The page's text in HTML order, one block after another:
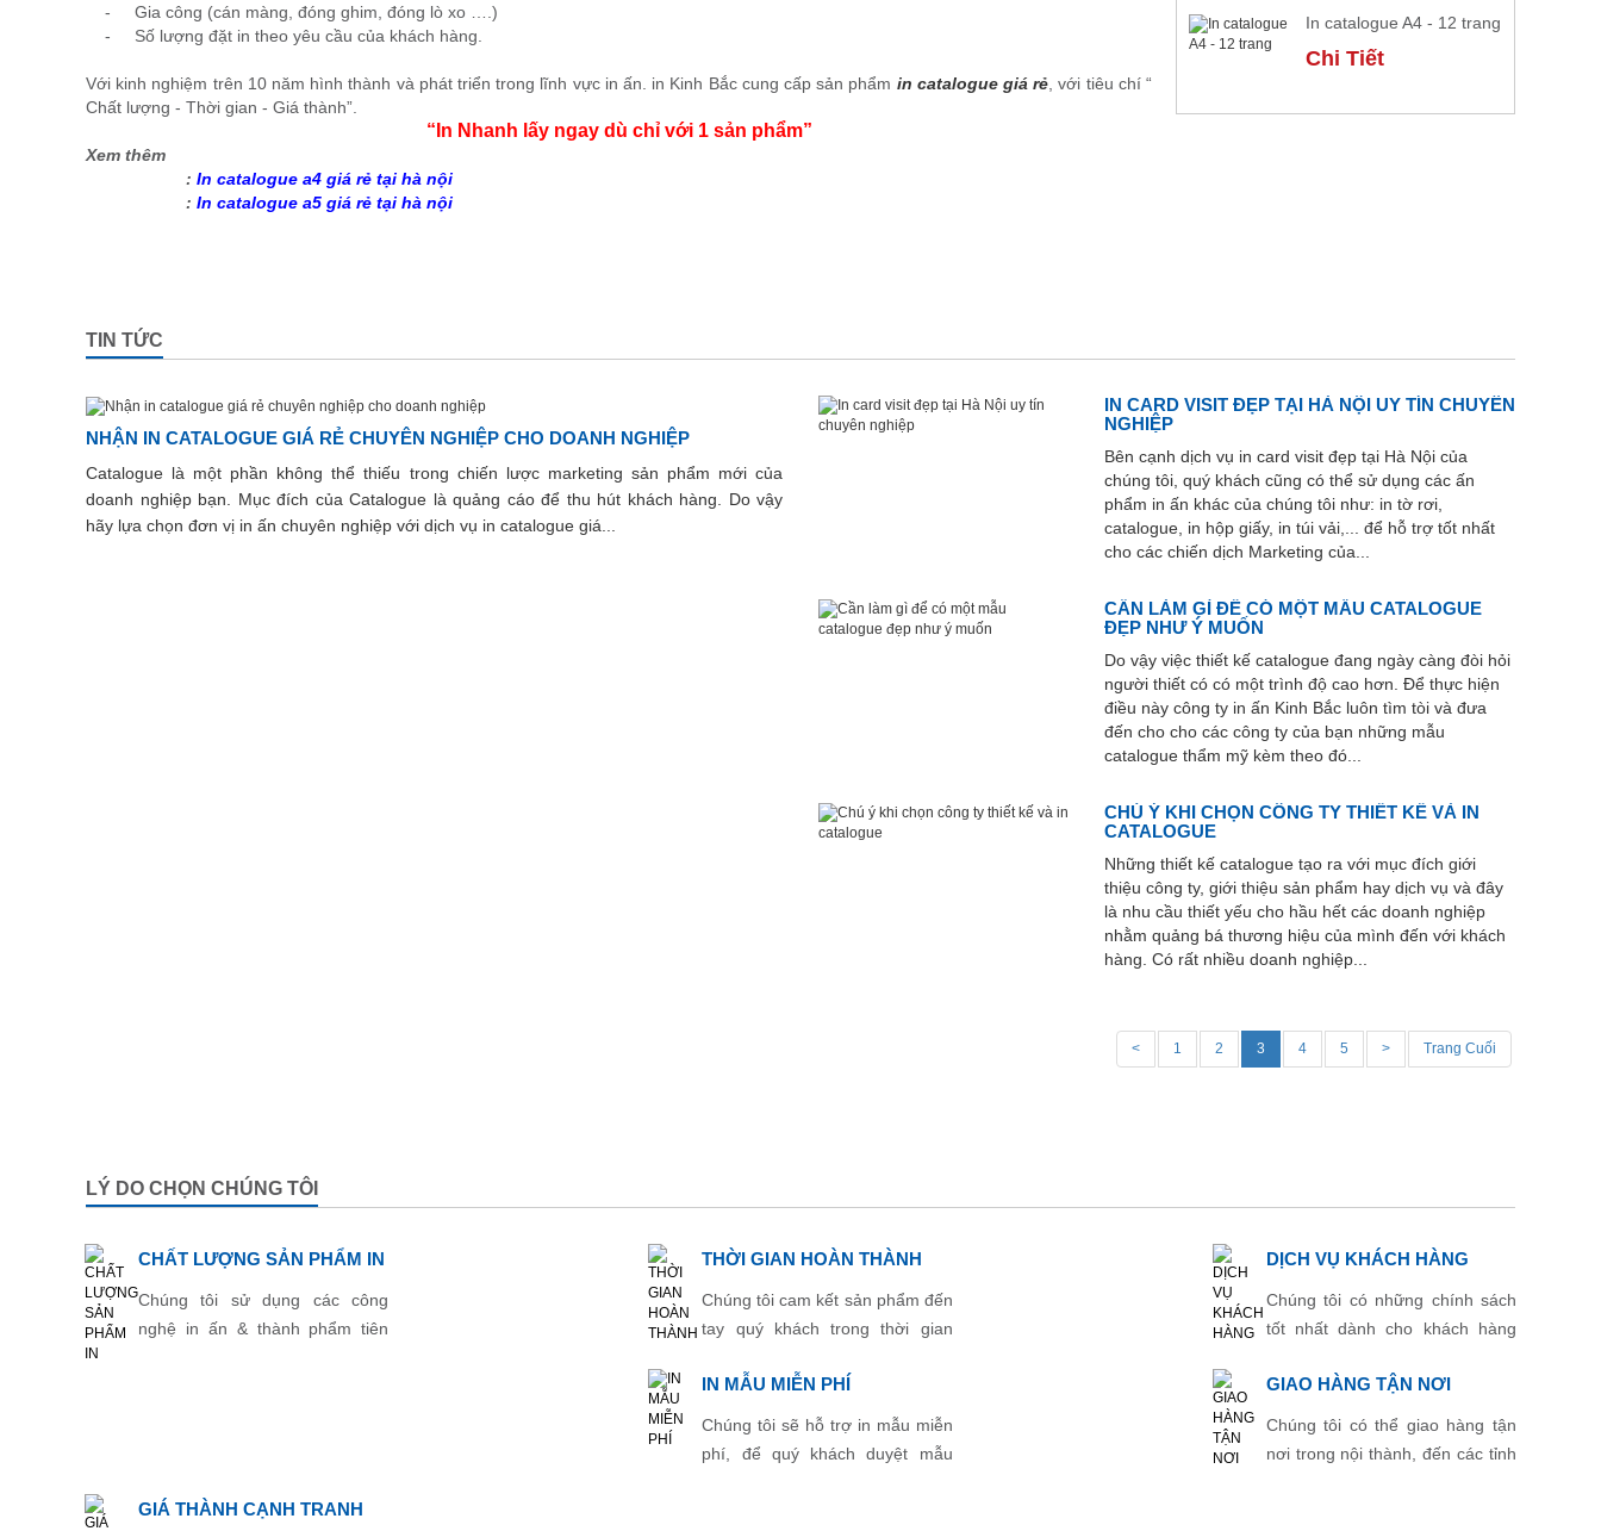
- Gia công (cán màng, đóng ghim, đóng lò xo ….)
- Số lượng đặt in theo yêu cầu của khách hàng.
​Với kinh nghiệm trên 10 năm hình thành và phát triển trong lĩnh vực in ấn. in Kinh Bắc cung cấp sản phẩm in catalogue giá rẻ, với tiêu chí “
Chất lượng - Thời gian - Giá thành”.
“In Nhanh lấy ngay dù chỉ với 1 sản phẩm”
Xem thêm
: In catalogue a4 giá rẻ tại hà nội
: In catalogue a5 giá rẻ tại hà nội
In catalogue A4 - 12 trang
Chi Tiết
TIN TỨC
NHẬN IN CATALOGUE GIÁ RẺ CHUYÊN NGHIỆP CHO DOANH NGHIỆP
Catalogue là một phần không thể thiếu trong chiến lược marketing sản phẩm mới của
doanh nghiệp bạn. Mục đích của Catalogue là quảng cáo để thu hút khách hàng. Do vậy
hãy lựa chọn đơn vị in ấn chuyên nghiệp với dịch vụ in catalogue giá...
IN CARD VISIT ĐẸP TẠI HÀ NỘI UY TÍN CHUYÊN
NGHIỆP
Bên cạnh dịch vụ in card visit đẹp tại Hà Nội của
chúng tôi, quý khách cũng có thể sử dụng các ấn
phẩm in ấn khác của chúng tôi như: in tờ rơi,
catalogue, in hộp giấy, in túi vải,... để hỗ trợ tốt nhất
cho các chiến dịch Marketing của...
CẦN LÀM GÌ ĐỂ CÓ MỘT MẪU CATALOGUE
ĐẸP NHƯ Ý MUỐN
Do vậy việc thiết kế catalogue đang ngày càng đòi hỏi
người thiết có có một trình độ cao hơn. Để thực hiện
điều này công ty in ấn Kinh Bắc luôn tìm tòi và đưa
đến cho cho các công ty của bạn những mẫu
catalogue thẩm mỹ kèm theo đó...
CHÚ Ý KHI CHỌN CÔNG TY THIẾT KẾ VÀ IN
CATALOGUE
Những thiết kế catalogue tạo ra với mục đích giới
thiệu công ty, giới thiệu sản phẩm hay dịch vụ và đây
là nhu cầu thiết yếu cho hầu hết các doanh nghiệp
nhằm quảng bá thương hiệu của mình đến với khách
hàng. Có rất nhiều doanh nghiệp...
< 1 2 3 4 5 > Trang Cuối
LÝ DO CHỌN CHÚNG TÔI
CHẤT LƯỢNG SẢN PHẨM IN
Chúng tôi sử dụng các công
nghệ in ấn & thành phẩm tiên
THỜI GIAN HOÀN THÀNH
Chúng tôi cam kết sản phẩm đến
tay quý khách trong thời gian
DỊCH VỤ KHÁCH HÀNG
Chúng tôi có những chính sách
tốt nhất dành cho khách hàng
IN MẪU MIỄN PHÍ
Chúng tôi sẽ hỗ trợ in mẫu miễn
phí, để quý khách duyệt mẫu
GIAO HÀNG TẬN NƠI
Chúng tôi có thể giao hàng tận
nơi trong nội thành, đến các tỉnh
GIÁ THÀNH CẠNH TRANH